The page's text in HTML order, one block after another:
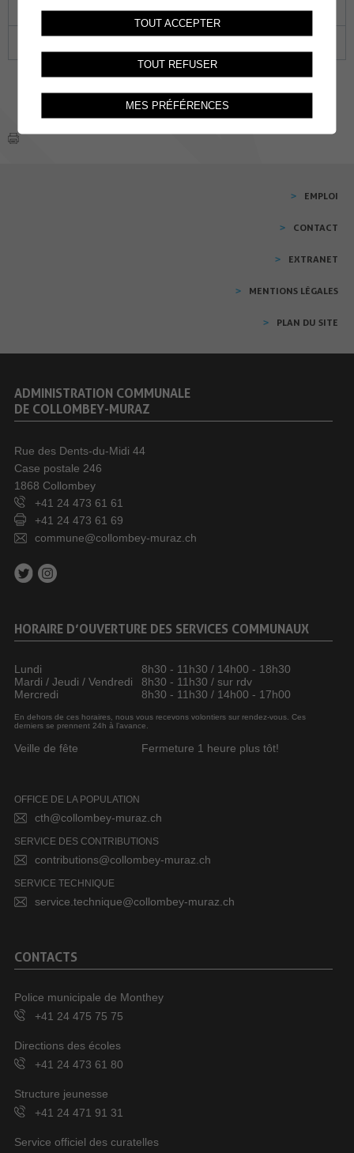
19 20 21 22 23
EMPLOI
CONTACT
EXTRANET
MENTIONS LÉGALES
PLAN DU SITE
ADMINISTRATION COMMUNALE
DE COLLOMBEY-MURAZ
Rue des Dents-du-Midi 44
Case postale 246
1868 Collombey
+41 24 473 61 61
+41 24 473 61 69
commune@collombey-muraz.ch
HORAIRE D’OUVERTURE DES SERVICES COMMUNAUX
Lundi
8h30 - 11h30 / 14h00 - 18h30
Mardi / Jeudi / Vendredi
8h30 - 11h30 / sur rdv
Mercredi
8h30 - 11h30 / 14h00 - 17h00
En dehors de ces horaires, nous vous recevons volontiers sur rendez-vous. Ces
derniers se prennent 24h à l’avance.
Veille de fête Fermeture 1 heure plus tôt!
OFFICE DE LA POPULATION
cth@collombey-muraz.ch
SERVICE DES CONTRIBUTIONS
contributions@collombey-muraz.ch
SERVICE TECHNIQUE
service.technique@collombey-muraz.ch
CONTACTS
Police municipale de Monthey
+41 24 475 75 75
Directions des écoles
+41 24 473 61 80
Structure jeunesse
+41 24 471 91 31
Service officiel des curatelles
TOUT ACCEPTER
TOUT REFUSER
MES PRÉFÉRENCES